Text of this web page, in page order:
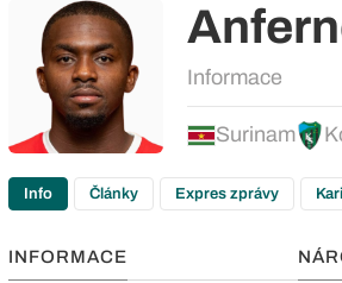
Informace
Surinam
Info Články Expres zprávy
INFORMACE